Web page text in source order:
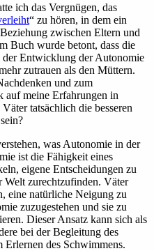
ich das Vergnügen, das
“ zu hören, in dem ein
zwischen Eltern und
Buch wurde betont, dass die
der Entwicklung der Autonomie
zutrauen als den Müttern.
und zum
meine Erfahrungen in
tatsächlich die besseren
was Autonomie in der
ist die Fähigkeit eines
eigene Entscheidungen zu
Welt zurechtzufinden. Väter
eine natürliche Neigung zu
zuzugestehen und sie zu
Dieser Ansatz kann sich als
bei der Begleitung des
des Schwimmens.